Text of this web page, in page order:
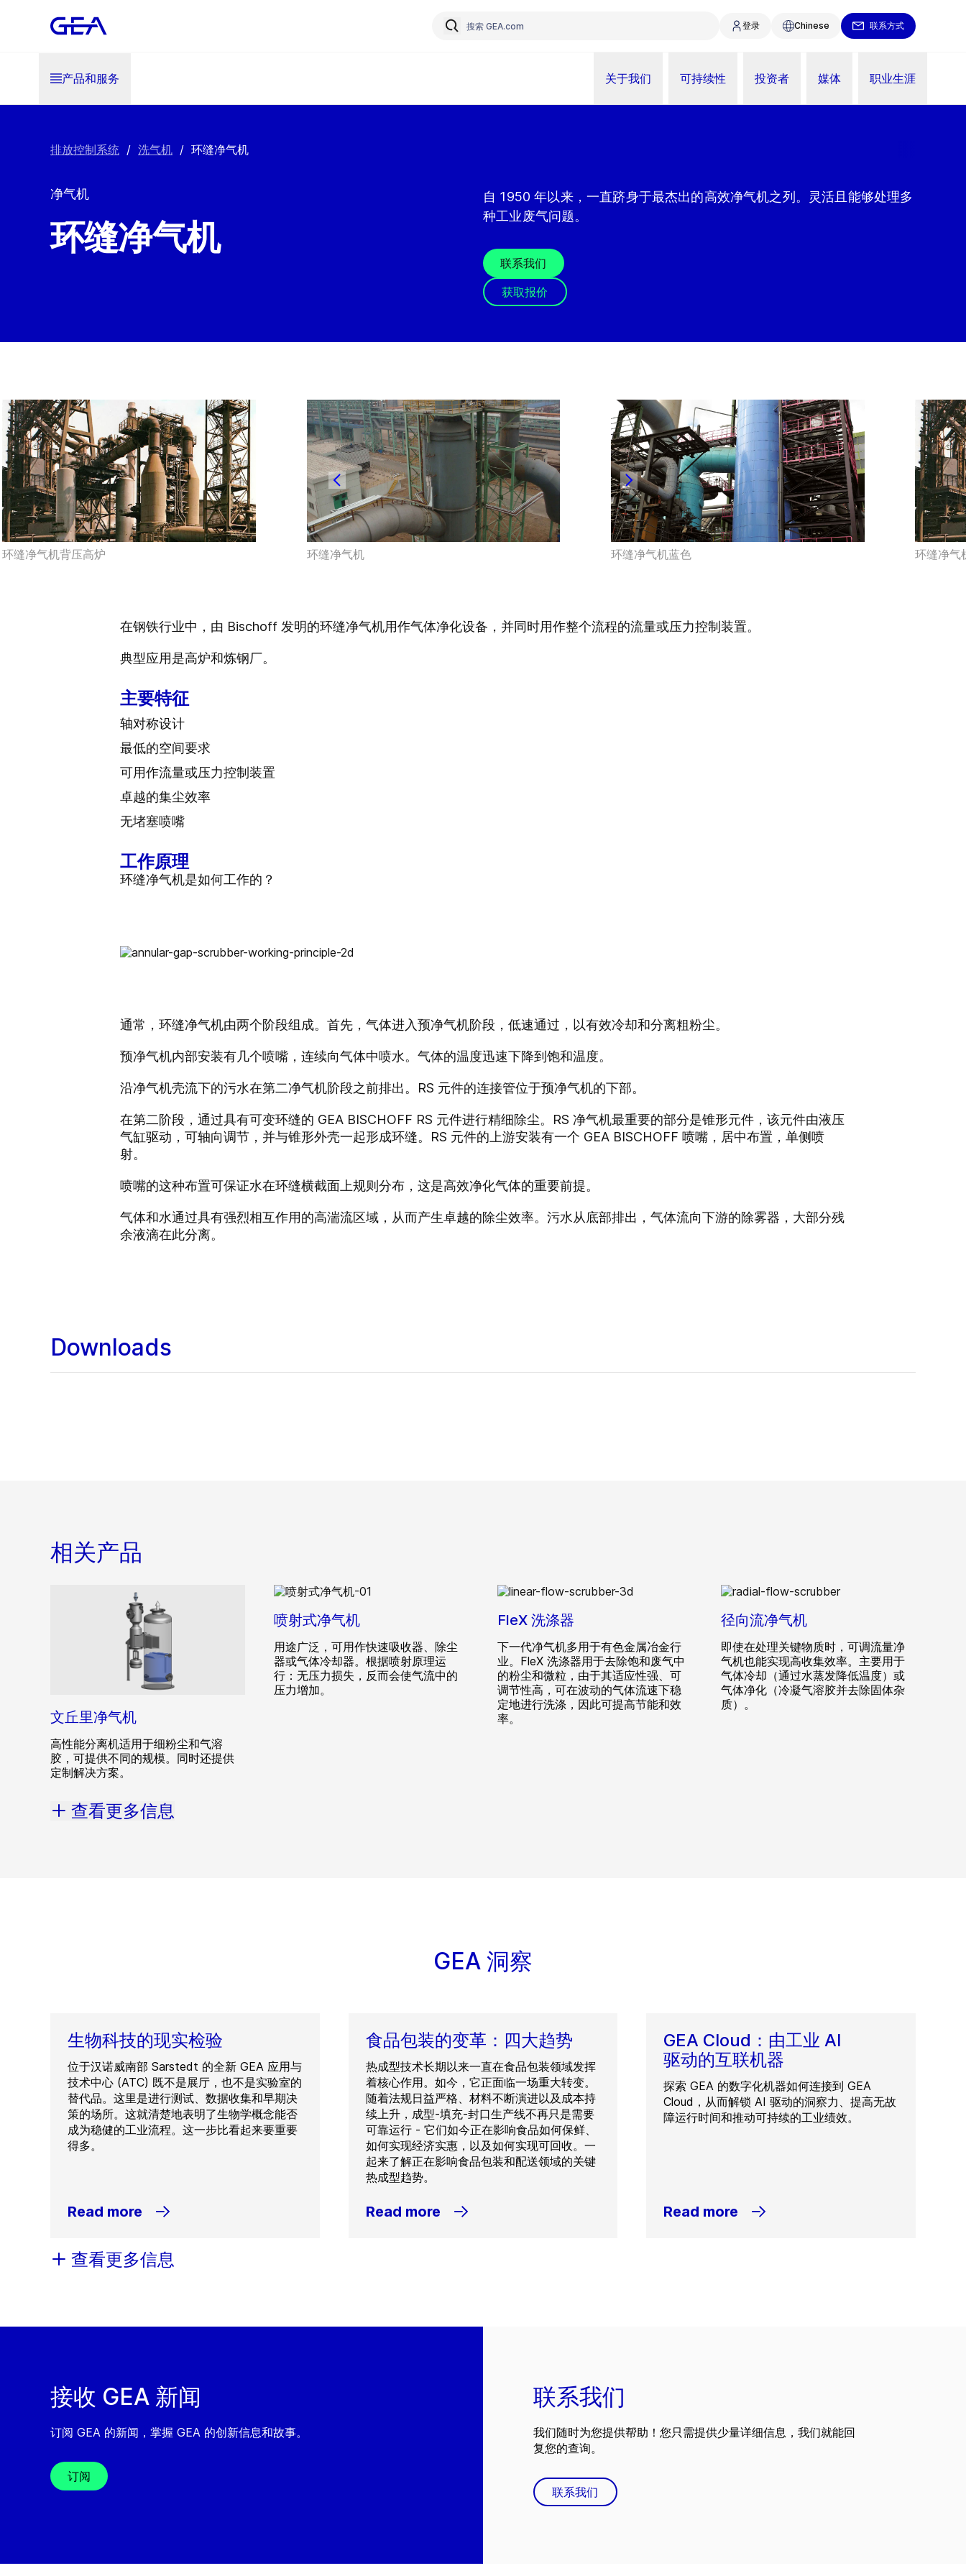
登录 Chinese 联系方式
产品和服务 关于我们 可持续性 投资者 媒体 职业生涯
排放控制系统 / 洗气机 / 环缝净气机
净气机
环缝净气机
自 1950 年以来，一直跻身于最杰出的高效净气机之列。灵活且能够处理多
种工业废气问题。
联系我们
获取报价
环缝净气机背压高炉 环缝净气机 环缝净气机蓝色 环缝净气
在钢铁行业中，由 Bischoff 发明的环缝净气机用作气体净化设备，并同时用作整个流程的流量或压力控制装置。
典型应用是高炉和炼钢厂。
主要特征
轴对称设计
最低的空间要求
可用作流量或压力控制装置
卓越的集尘效率
无堵塞喷嘴
工作原理
环缝净气机是如何工作的？
通常，环缝净气机由两个阶段组成。首先，气体进入预净气机阶段，低速通过，以有效冷却和分离粗粉尘。
预净气机内部安装有几个喷嘴，连续向气体中喷水。气体的温度迅速下降到饱和温度。
沿净气机壳流下的污水在第二净气机阶段之前排出。RS 元件的连接管位于预净气机的下部。
在第二阶段，通过具有可变环缝的 GEA BISCHOFF RS 元件进行精细除尘。RS 净气机最重要的部分是锥形元件，该元件由液压
气缸驱动，可轴向调节，并与锥形外壳一起形成环缝。RS 元件的上游安装有一个 GEA BISCHOFF 喷嘴，居中布置，单侧喷
射。
喷嘴的这种布置可保证水在环缝横截面上规则分布，这是高效净化气体的重要前提。
气体和水通过具有强烈相互作用的高湍流区域，从而产生卓越的除尘效率。污水从底部排出，气体流向下游的除雾器，大部分残
余液滴在此分离。
Downloads
相关产品
文丘里净气机
高性能分离机适用于细粉尘和气溶
胶，可提供不同的规模。同时还提供
定制解决方案。
喷射式净气机
用途广泛，可用作快速吸收器、除尘
器或气体冷却器。根据喷射原理运
行：无压力损失，反而会使气流中的
压力增加。
FleX 洗涤器
下一代净气机多用于有色金属冶金行
业。FleX 洗涤器用于去除饱和废气中
的粉尘和微粒，由于其适应性强、可
调节性高，可在波动的气体流速下稳
定地进行洗涤，因此可提高节能和效
率。
径向流净气机
即使在处理关键物质时，可调流量净
气机也能实现高收集效率。主要用于
气体冷却（通过水蒸发降低温度）或
气体净化（冷凝气溶胶并去除固体杂
质）。
查看更多信息
GEA 洞察
生物科技的现实检验
位于汉诺威南部 Sarstedt 的全新 GEA 应用与
技术中心 (ATC) 既不是展厅，也不是实验室的
替代品。这里是进行测试、数据收集和早期决
策的场所。这就清楚地表明了生物学概念能否
成为稳健的工业流程。这一步比看起来要重要
得多。
Read more
食品包装的变革：四大趋势
热成型技术长期以来一直在食品包装领域发挥
着核心作用。如今，它正面临一场重大转变。
随着法规日益严格、材料不断演进以及成本持
续上升，成型-填充-封口生产线不再只是需要
可靠运行 - 它们如今正在影响食品如何保鲜、
如何实现经济实惠，以及如何实现可回收。一
起来了解正在影响食品包装和配送领域的关键
热成型趋势。
Read more
GEA Cloud：由工业 AI
驱动的互联机器
探索 GEA 的数字化机器如何连接到 GEA
Cloud，从而解锁 AI 驱动的洞察力、提高无故
障运行时间和推动可持续的工业绩效。
Read more
查看更多信息
接收 GEA 新闻
订阅 GEA 的新闻，掌握 GEA 的创新信息和故事。
订阅
联系我们
我们随时为您提供帮助！您只需提供少量详细信息，我们就能回
复您的查询。
联系我们